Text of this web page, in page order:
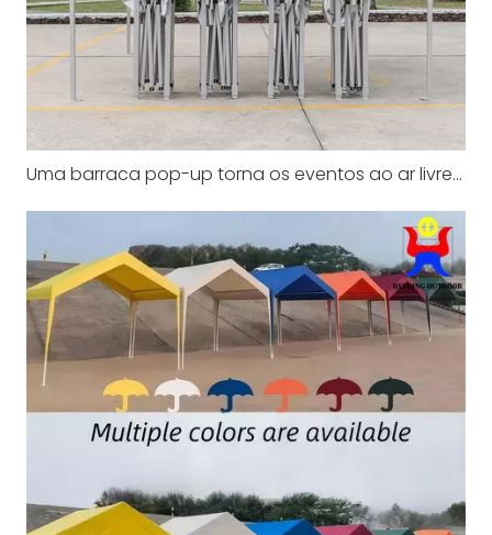
Uma barraca pop-up torna os eventos ao ar livre mais fáceis e rápidos